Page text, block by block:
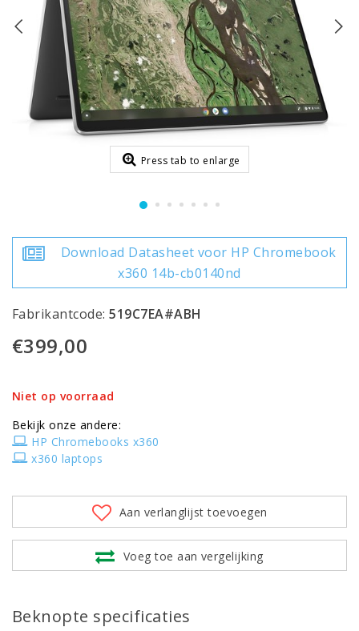
Press tab to enlarge
Download Datasheet voor HP Chromebook
x360 14b-cb0140nd
Fabrikantcode:519C7EA#ABH
€399,00
Niet op voorraad
Bekijk onze andere:
HP Chromebooks x360
x360 laptops
Aan verlanglijst toevoegen
Voeg toe aan vergelijking
Beknopte specificaties